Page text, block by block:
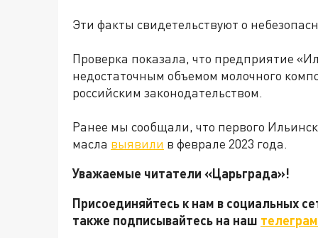
Эти факты свидетельствуют о
Проверка показала, что предприятие
недостаточным объемом молочного
российским законодательством.
Ранее мы сообщали, что первого
масла выявили в феврале 2023 года.
Уважаемые читатели «Царьграда»!
Присоединяйтесь к нам в социальных
также подписывайтесь на наш